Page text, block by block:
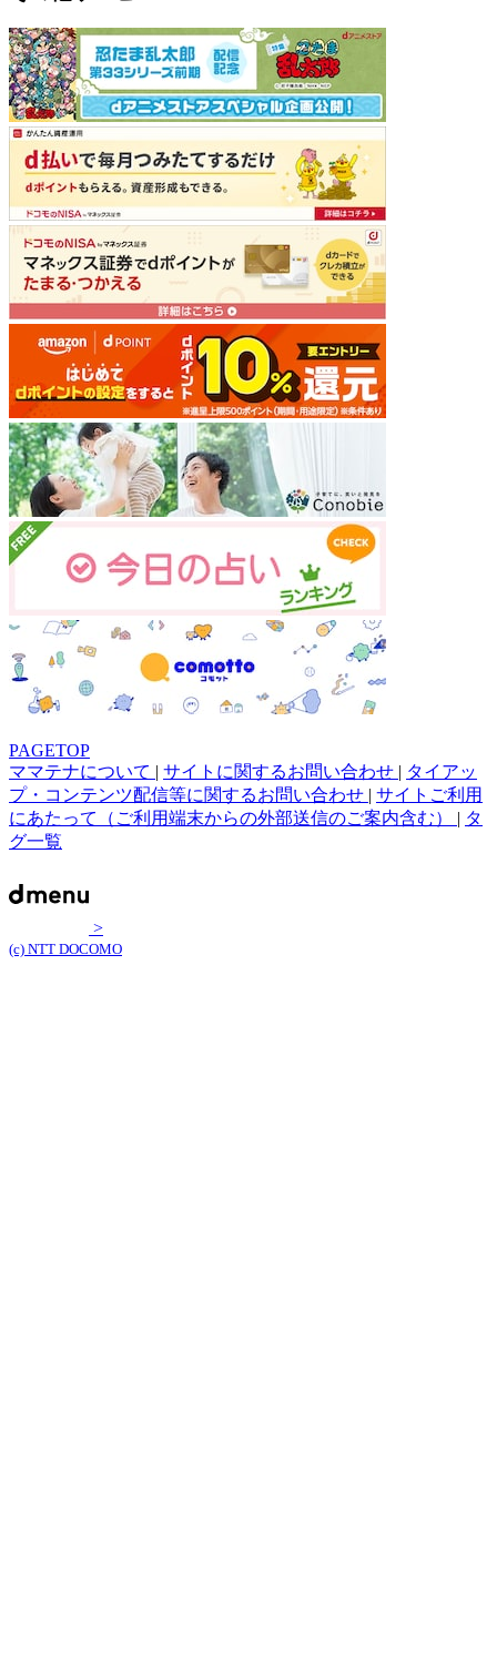
PAGETOP
ママテナについて | サイトに関するお問い合わせ | タイアッ
プ・コンテンツ配信等に関するお問い合わせ | サイトご利用
にあたって（ご利用端末からの外部送信のご案内含む） | タ
グ一覧
>
(c) NTT DOCOMO